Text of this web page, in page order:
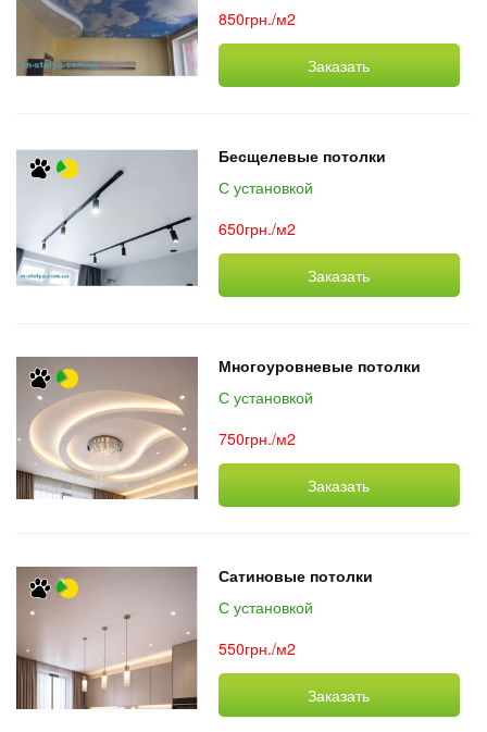
850грн./м2
Заказать
Бесщелевые потолки
С установкой
650грн./м2
Заказать
Многоуровневые потолки
С установкой
750грн./м2
Заказать
Сатиновые потолки
С установкой
550грн./м2
Заказать